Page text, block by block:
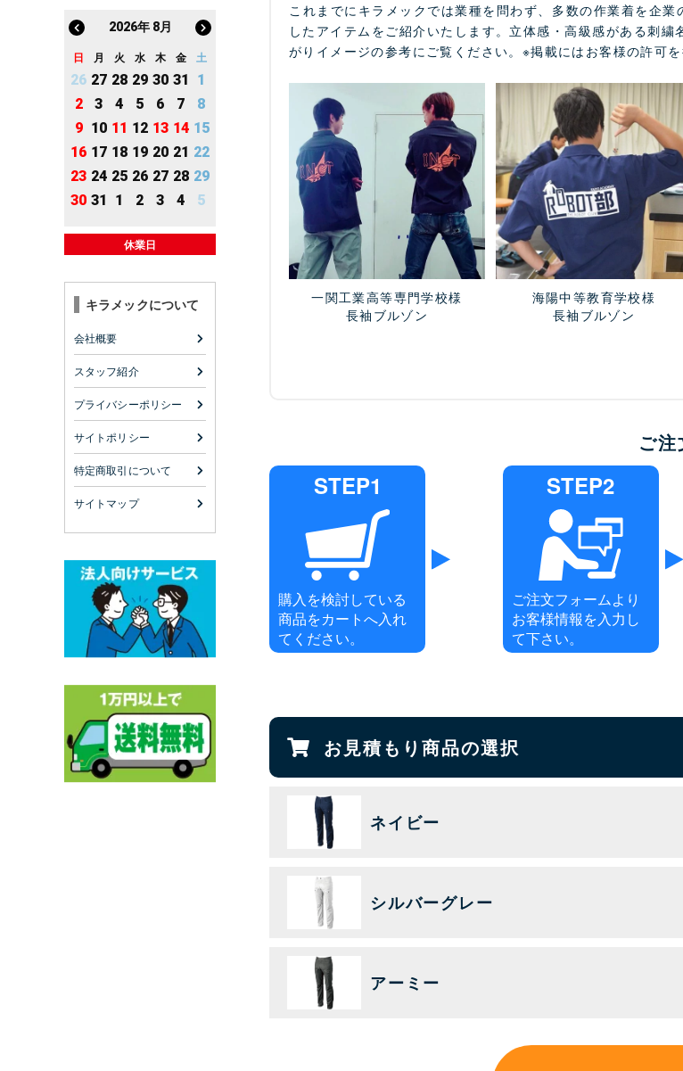
2026年 8月
日 月 火 水 木 金 土
26 27 28 29 30 31
1
2
3 4 5 6 7
8
9 10 11 12 13 14 15
16 17 18 19 20 21 22
23 24 25 26 27 28 29
30 31 1 2 3 4 5
休業日
キラメックについて
会社概要
スタッフ紹介
プライバシーポリシー
サイトポリシー
特定商取引について
サイトマップ
これまでにキラメックでは業種を問わず、多数の作業着を企
したアイテムをご紹介いたします。立体感・高級感がある刺
がりイメージの参考にご覧ください。※掲載にはお客様の許可を
一関工業高等専門学校様
長袖ブルゾン
海陽中等教育学校様
長袖ブルゾン
ご
STEP1
購入を検討している
商品をカートへ入れ
てください。
STEP2
ご注文フォームより
お客様情報を入力し
て下さい。
お見積もり商品の選択
ネイビー
シルバーグレー
アーミー